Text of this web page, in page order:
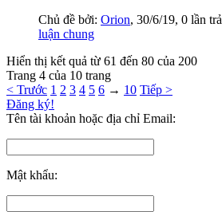
Chủ đề bởi: Orion, 30/6/19, 0 lần
luận chung
Hiển thị kết quả từ 61 đến 80 của 200
Trang 4 của 10 trang
< Trước 1 2 3 4 5 6 → 10 Tiếp >
Đăng ký!
Tên tài khoản hoặc địa chỉ Email:
Mật khẩu: